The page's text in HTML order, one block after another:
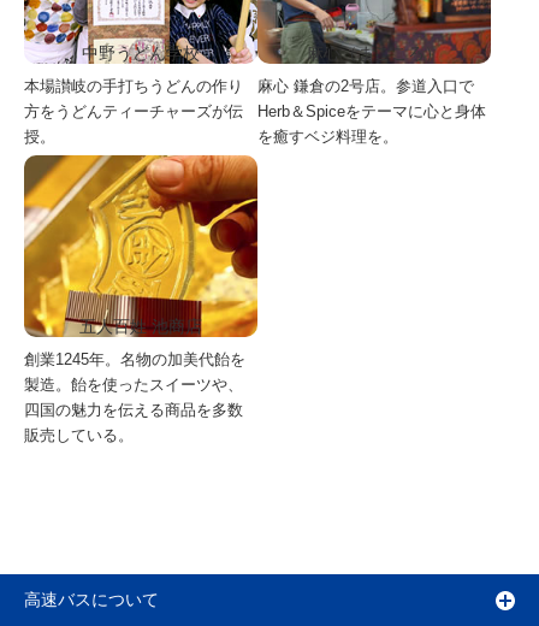
中野うどん学校
本場讃岐の手打ちうどんの作り
方をうどんティーチャーズが伝
授。
麻心（まごころ）
麻心 鎌倉の2号店。参道入口で
Herb＆Spiceをテーマに心と身体
を癒すベジ料理を。
五人百姓 池商店
創業1245年。名物の加美代飴を
製造。飴を使ったスイーツや、
四国の魅力を伝える商品を多数
販売している。
高速バスについて